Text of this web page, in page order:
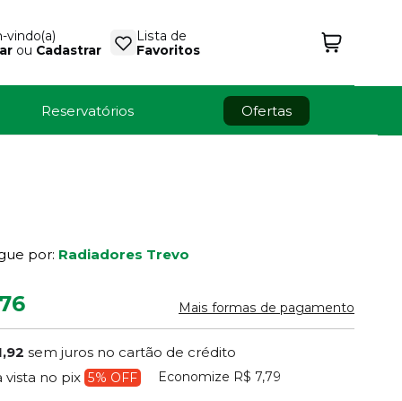
vindo(a)
ou Cadastrar
Lista de
Favoritos
Reservatórios Ofertas
por: Radiadores Trevo
Mais formas de pagamento
sem juros no cartão de crédito
vista no pix 5% OFF Economize R$ 7,79